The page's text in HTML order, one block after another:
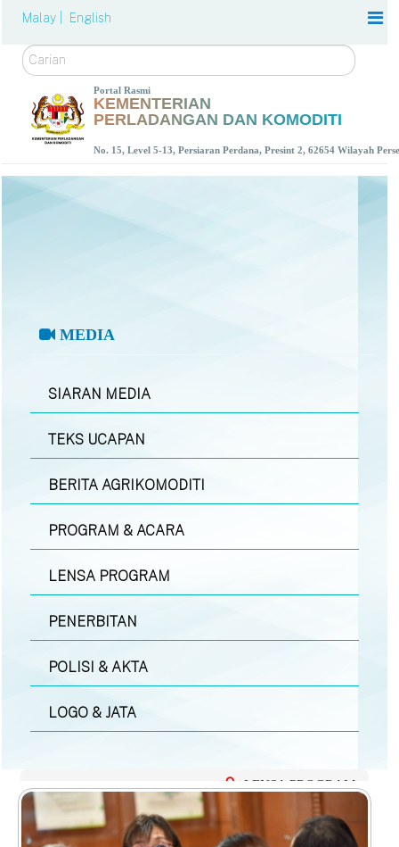
Malay | English
Carian
Portal Rasmi
KEMENTERIAN
PERLADANGAN DAN KOMODITI
No. 15, Level 5-13, Persiaran Perdana, Presint 2, 62654 Wilayah
MEDIA
SIARAN MEDIA
TEKS UCAPAN
BERITA AGRIKOMODITI
PROGRAM & ACARA
LENSA PROGRAM
PENERBITAN
POLISI & AKTA
LOGO & JATA
LENSA PROGRAM